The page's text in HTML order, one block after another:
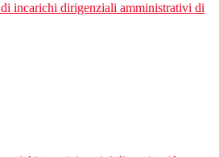
incarichi dirigenziali amministrativi di